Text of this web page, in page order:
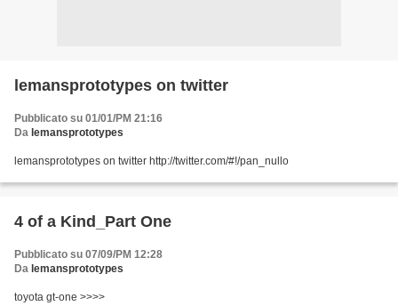
lemansprototypes on twitter
Pubblicato su 01/01/PM 21:16
Da lemansprototypes
lemansprototypes on twitter http://twitter.com/#!/pan_nullo
4 of a Kind_Part One
Pubblicato su 07/09/PM 12:28
Da lemansprototypes
toyota gt-one >>>>